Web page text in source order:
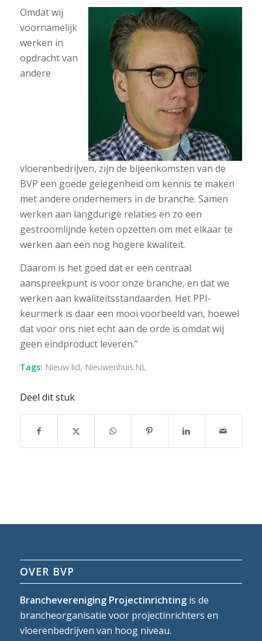
Omdat wij
voornamelijk
werken in
opdracht van
andere
vloerenbedrijven, zijn de bijeenkomsten van de
BVP een goede gelegenheid om kennis te maken
met andere ondernemers in de branche. Samen
werken aan langdurige relaties en zo een
gestroomlijnde keten opzetten om met elkaar te
werken aan een nog hogere kwaliteit.
Daarom is het goed dat er een centraal
aanspreekpunt is voor onze branche, en dat we
werken aan kwaliteitsstandaarden. Het PPI-
keurmerk is daar een mooi voorbeeld van, hoewel
dat voor ons niet echt aan de orde is omdat wij
geen eindproduct leveren.”
Tags: Nieuw lid, Nieuwenhuis.NL
Deel dit stuk
OVER BVP
Branchevereniging Projectinrichtingis de
brancheorganisatie voor projectinrichters en
vloerenbedrijven van hoog niveau.